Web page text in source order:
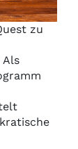
zu
Als